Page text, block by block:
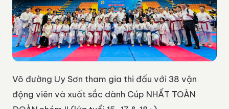
Võ đường Uy Sơn tham gia thi đấu với 38 vận
động viên và xuất sắc dành Cúp NHẤT TOÀN